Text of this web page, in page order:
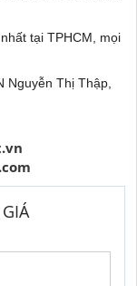
tại TPHCM, mọi
Nguyễn Thị Thập,